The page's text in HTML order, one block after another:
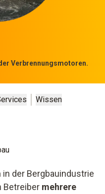
Verbrennungsmotoren.
Wissen
der Bergbauindustrie
Betreiber mehrere